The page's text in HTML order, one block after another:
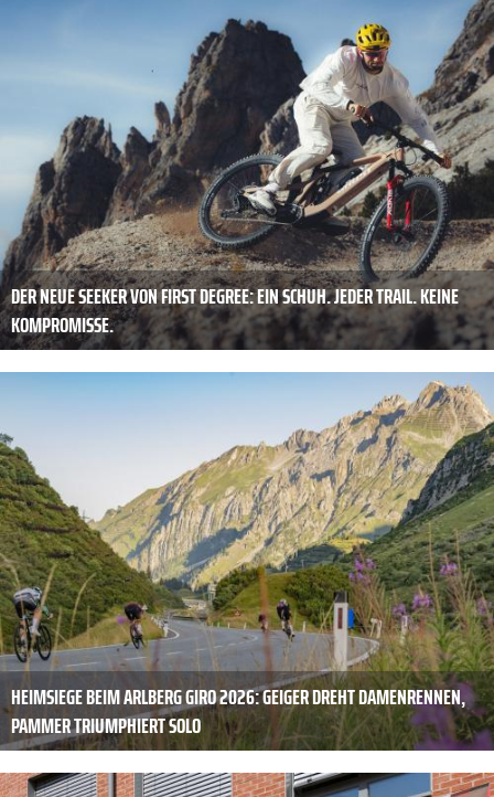
DER NEUE SEEKER VON FIRST DEGREE: EIN SCHUH. JEDER TRAIL. KEINE
KOMPROMISSE.
HEIMSIEGE BEIM ARLBERG GIRO 2026: GEIGER DREHT DAMENRENNEN,
PAMMER TRIUMPHIERT SOLO